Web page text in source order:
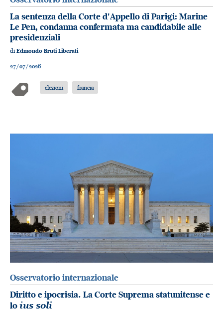
La sentenza della Corte d'Appello di Parigi: Marine
Le Pen, condanna confermata ma candidabile alle
presidenziali
di Edmondo Bruti Liberati
27/07/2026
elezioni francia
Osservatorio internazionale
Diritto e ipocrisia. La Corte Suprema statunitense e
loius soli